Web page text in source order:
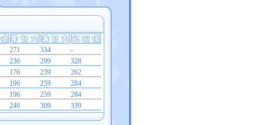
271 334
-
236
299
328
176
239
262
196
259
284
196
259
284
246
309 339